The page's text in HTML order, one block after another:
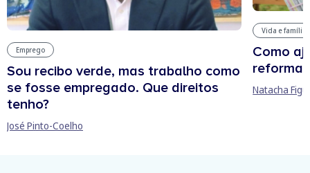
Emprego
Sou recibo verde, mas trabalho como
se fosse empregado. Que direitos
tenho?
José Pinto-Coelho
Vida e família
Como
reforma
Natacha